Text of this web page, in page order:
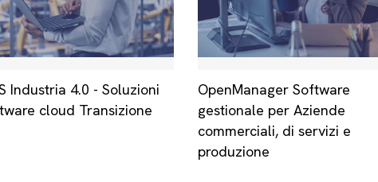
Industria 4.0 - Soluzioni
cloud Transizione
OpenManager Software
gestionale per Aziende
commerciali, di servizi e
produzione